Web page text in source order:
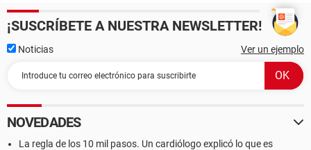
¡SUSCRÍBETE A NUESTRA NEWSLETTER!
Noticias Ver un ejemplo
NOVEDADES
La regla de los 10 mil pasos. Un cardiólogo explicó lo que es